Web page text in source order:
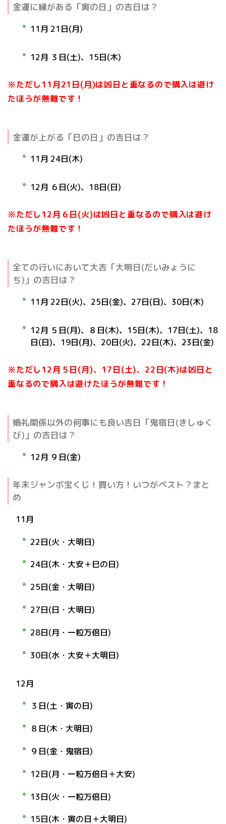
金運に縁がある「寅の日」の吉日は？
11月 21日(月)
12月 ３日(土)、 15日(木)
※ただし11月21日(月)は凶日と重なるので購入は避け
たほうが無難です！
金運が上がる「巳の日」の吉日は？
11月 24日(木)
12月 ６日(火)、 18日(日)
※ただし12月６日(火)は凶日と重なるので購入は避け
たほうが無難です！
全ての行いにおいて大吉「大明日(だいみょうに
ち)」の吉日は？
11月 22日(火)、25日(金)、27日(日)、30日(木)
12月 ５日(月)、８ 日(木)、15日(木)、17日(土)、18
日(日)、19日(月)、20日(火)、22日(木)、23日(金)
※ただし12月５日(月)、17日(土)、22日(木)は凶日と
重なるので購入は避けたほうが無難です！
婚礼関係以外の何事にも良い吉日「鬼宿日(きしゅく
び)」の吉日は？
12月 ９日(金)
年末ジャンボ宝くじ！買い方！いつがベスト？まと
め
11月
22日(火・大明日)
24日(木・大安＋巳の日)
25日(金・大明日)
27日(日・大明日)
28日(月・一粒万倍日)
30日(水・大安＋大明日)
12月
３日(土・寅の日)
８日(木・ 大明日)
９日(金・鬼宿日)
12日(月・ 一粒万倍日＋大安)
13日(火・一粒万倍日)
15日(木・寅の日＋大明日)